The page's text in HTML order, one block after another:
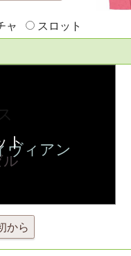
ャ スロット
から